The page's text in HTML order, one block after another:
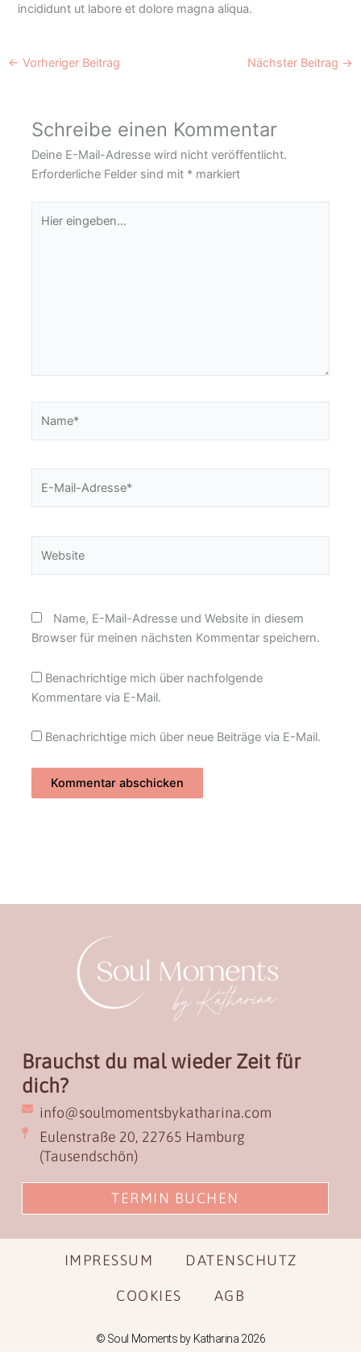
incididunt ut labore et dolore magna aliqua.
← Vorheriger Beitrag Nächster Beitrag →
Schreibe einen Kommentar
Deine E-Mail-Adresse wird nicht veröffentlicht.
Erforderliche Felder sind mit * markiert
eingeben…
Name, E-Mail-Adresse und Website in diesem
Browser für meinen nächsten Kommentar speichern.
Benachrichtige mich über nachfolgende
Kommentare via E-Mail.
Benachrichtige mich über neue Beiträge via E-Mail.
Brauchst du mal wieder Zeit für
dich?
info@soulmomentsbykatharina.com
Eulenstraße 20, 22765 Hamburg
(Tausendschön)
TERMIN BUCHEN
IMPRESSUM DATENSCHUTZ
COOKIES AGB
© Soul Moments by Katharina 2026